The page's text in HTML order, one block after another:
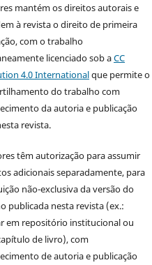
mantém os direitos autorais e
à revista o direito de primeira
com o trabalho
licenciado sob aCC
4.0 Internationalque permite o
do trabalho com
da autoria e publicação
revista.
têm autorização para assumir
adicionais separadamente, para
não-exclusiva da versão do
publicada nesta revista (ex.:
em repositório institucional ou
de livro), com
de autoria e publicação